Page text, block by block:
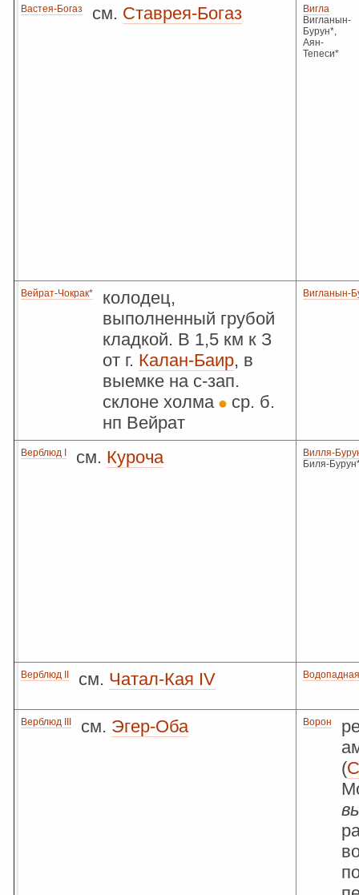
Вастея-Богаз см. Ставрея-Богаз
Вигла
Вигланын-
Бурун*,
Аян-
Тепеси*
Вейрат-Чокрак*
колодец,
выполненный грубой
кладкой. В 1,5 км к З
от г. Калан-Баир, в
выемке на с-зап.
склоне холма
ср. б.
нп Вейрат
Вигланын-
Верблюд I см. Куроча
Вилля-
Биля-
Верблюд II см. Чатал-Кая IV
Верблюд III см. Эгер-Оба Ворон
(